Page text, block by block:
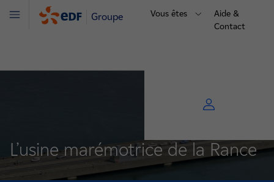
Groupe Vous êtes
Aide &
Contact
Menu
L’usine marémotrice de la Rance